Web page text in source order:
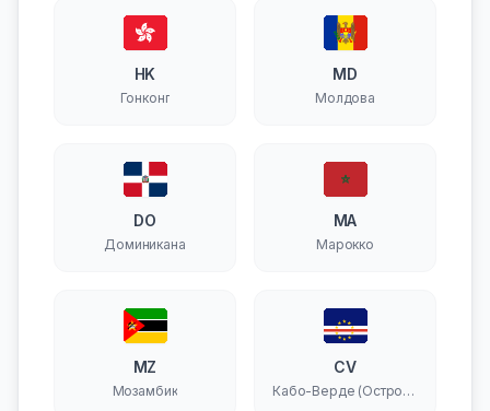
HK
Гонконг
MD
Молдова
DO
Доминикана
MA
Марокко
MZ
Мозамбик
CV
Кабо-Верде (Острова